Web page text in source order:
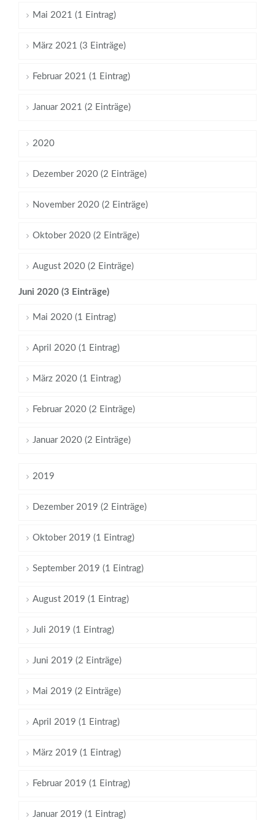
Mai 2021 (1 Eintrag)
März 2021 (3 Einträge)
Februar 2021 (1 Eintrag)
Januar 2021 (2 Einträge)
2020
Dezember 2020 (2 Einträge)
November 2020 (2 Einträge)
Oktober 2020 (2 Einträge)
August 2020 (2 Einträge)
Juni 2020 (3 Einträge)
Mai 2020 (1 Eintrag)
April 2020 (1 Eintrag)
März 2020 (1 Eintrag)
Februar 2020 (2 Einträge)
Januar 2020 (2 Einträge)
2019
Dezember 2019 (2 Einträge)
Oktober 2019 (1 Eintrag)
September 2019 (1 Eintrag)
August 2019 (1 Eintrag)
Juli 2019 (1 Eintrag)
Juni 2019 (2 Einträge)
Mai 2019 (2 Einträge)
April 2019 (1 Eintrag)
März 2019 (1 Eintrag)
Februar 2019 (1 Eintrag)
Januar 2019 (1 Eintrag)